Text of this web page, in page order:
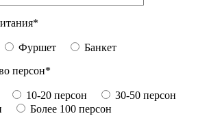
Фуршет
Банкет
персон*
10-20 персон
30-50 персон
Более 100 персон